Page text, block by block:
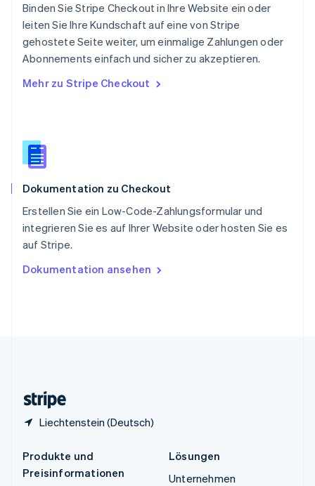
Binden Sie Stripe Checkout in Ihre Website ein oder
leiten Sie Ihre Kundschaft auf eine von Stripe
gehostete Seite weiter, um einmalige Zahlungen oder
Abonnements einfach und sicher zu akzeptieren.
Mehr zu Stripe Checkout
Dokumentation zu Checkout
Erstellen Sie ein Low-Code-Zahlungsformular und
integrieren Sie es auf Ihrer Website oder hosten Sie es
auf Stripe.
Dokumentation ansehen
Liechtenstein (Deutsch)
Schweiz
DeutschFrançaisItalianoEnglish
Singapur
English简体中文
English
China
English
EspañolEnglish
Thailand
Tschechische Republik
English
English
Produkte und
Preisinformationen
Lösungen
Unternehmen